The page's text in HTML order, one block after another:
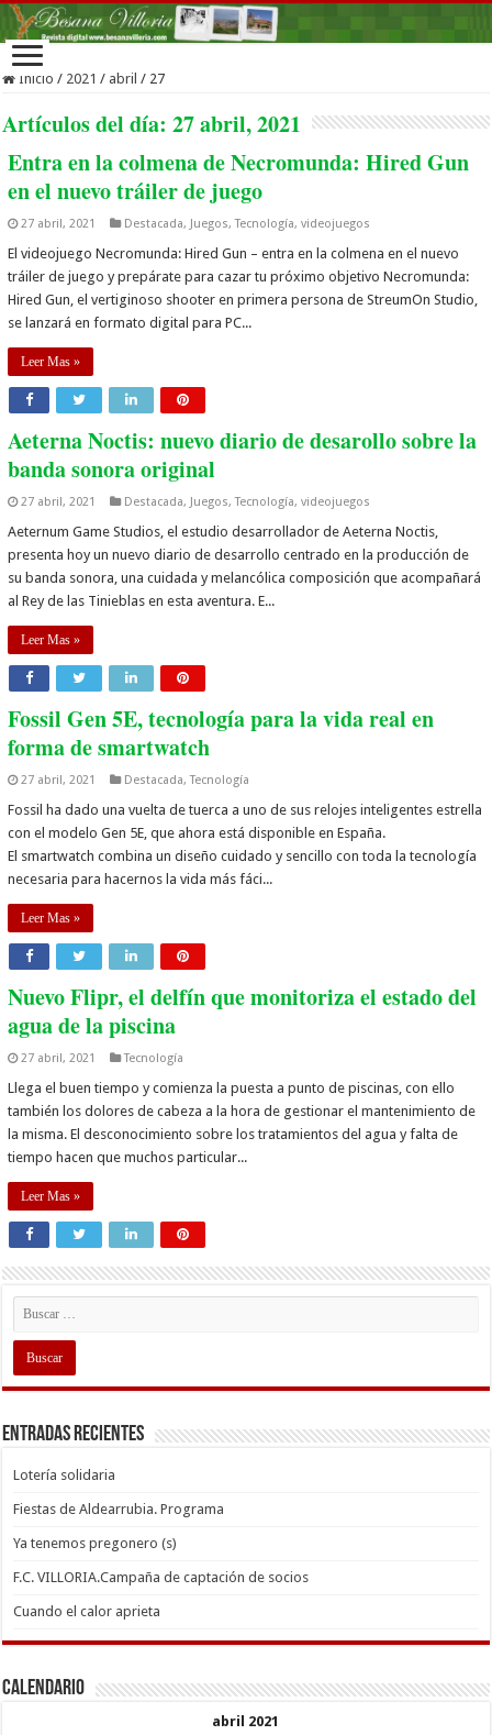
Inicio / 2021 / abril / 27
Artículos del día:27 abril, 2021
Entra en la colmena de Necromunda: Hired Gun
en el nuevo tráiler de juego
27 abril, 2021 Destacada, Juegos,Tecnología,videojuegos
El videojuego Necromunda: Hired Gun – entra en la colmena en el nuevo
tráiler de juego y prepárate para cazar tu próximo objetivo Necromunda:
Hired Gun, el vertiginoso shooter en primera persona de StreumOn Studio,
se lanzará en formato digital para PC...
Leer Mas »
Aeterna Noctis: nuevo diario de desarollo sobre la
banda sonora original
27 abril, 2021 Destacada, Juegos,Tecnología,videojuegos
Aeternum Game Studios, el estudio desarrollador de Aeterna Noctis,
presenta hoy un nuevo diario de desarrollo centrado en la producción de
su banda sonora, una cuidada y melancólica composición que acompañará
al Rey de las Tinieblas en esta aventura. E...
Leer Mas »
Fossil Gen 5E, tecnología para la vida real en
forma de smartwatch
27 abril, 2021 Destacada,Tecnología
Fossil ha dado una vuelta de tuerca a uno de sus relojes inteligentes estrella
con el modelo Gen 5E, que ahora está disponible en España.
El smartwatch combina un diseño cuidado y sencillo con toda la tecnología
necesaria para hacernos la vida más fáci...
Leer Mas »
Nuevo Flipr, el delfín que monitoriza el estado del
agua de la piscina
27 abril, 2021 Tecnología
Llega el buen tiempo y comienza la puesta a punto de piscinas, con ello
también los dolores de cabeza a la hora de gestionar el mantenimiento de
la misma. El desconocimiento sobre los tratamientos del agua y falta de
tiempo hacen que muchos particular...
Leer Mas »
Entradas recientes
Lotería solidaria
Fiestas de Aldearrubia. Programa
Ya tenemos pregonero (s)
F.C. VILLORIA.Campaña de captación de socios
Cuando el calor aprieta
Calendario
abril 2021